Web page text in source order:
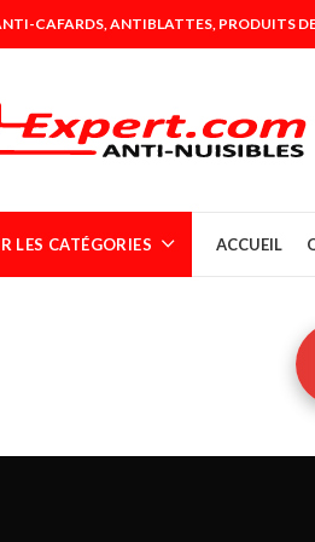
CAFARDS, ANTIBLATTES, PRODUITS
LES CATÉGORIES ACCUEIL